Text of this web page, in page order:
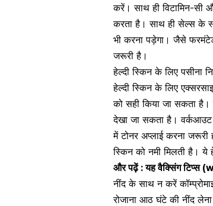
करें। साथ हीविटामिन-सी
करता है। साथ ही सेल्स के
भी करना पड़ेगा। जैसे
जरूरी है।
हेल्दी स्किन के लिए पसीना
हेल्दी स्किन के लिए
को सही किया जा सकता है।
देखा जा सकता है।
में टोनर अप्लाई करना
स्किन को नमी मिलती है। ये
और पढ़ें :यह वैक्सिंग टिप्स
नींद के साथ न करें
रोजाना आठ घंटे की नींद